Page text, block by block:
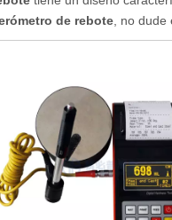
de rebote , no